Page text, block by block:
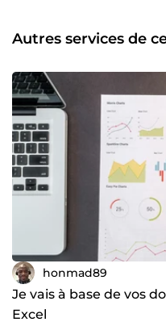
Autres services de
honmad89
Je vais à base de vos
Excel